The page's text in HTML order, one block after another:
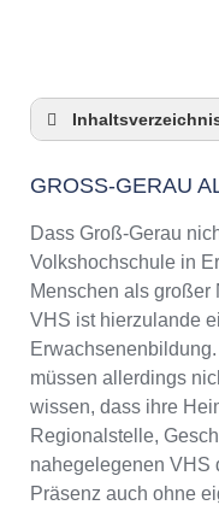
Checkliste: So
3 Tipps für
VHS-Kursen
VHS Groß-
VHS Groß-
Telefonnummer
Online-Kurse
Kurs an der
Top-Kurse an
Weiterbildung
GROSS-GERAU
Dass Groß-Gerau
Volkshochschule in
Menschen als großer
VHS ist hierzulande
müssen allerdings
wissen, dass ihre
Regionalstelle,
nahegelegenen VHS
Präsenz auch ohne